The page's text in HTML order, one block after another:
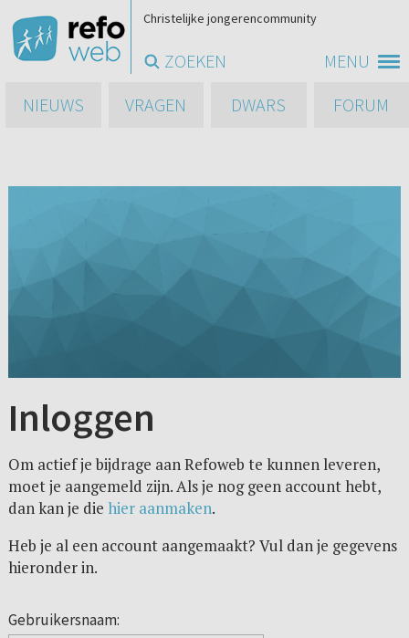
MENU
Christelijke jongerencommunity
ZOEKEN
NIEUWS
VRAGEN DWARS FORUM
Inloggen
Om actief je bijdrage aan Refoweb te kunnen leveren,
moet je aangemeld zijn. Als je nog geen account hebt,
dan kan je die hier aanmaken.
Heb je al een account aangemaakt? Vul dan je gegevens
hieronder in.
Gebruikersnaam: